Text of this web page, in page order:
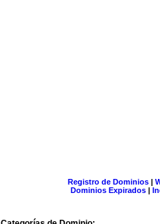
Registro de Dominios|
Dominios Expirados |